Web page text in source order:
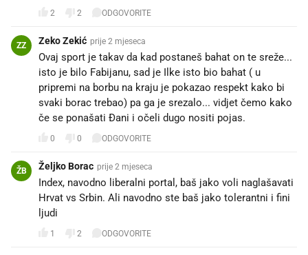
2 2 ODGOVORITE
ZZ Zeko Zekić prije 2 mjeseca
Ovaj sport je takav da kad postaneš bahat on te sreže...
isto je bilo Fabijanu, sad je Ilke isto bio bahat ( u
pripremi na borbu na kraju je pokazao respekt kako bi
svaki borac trebao) pa ga je srezalo... vidjet čemo kako
če se ponašati Đani i očeli dugo nositi pojas.
0 0 ODGOVORITE
ŽB Željko Borac prije 2 mjeseca
Index, navodno liberalni portal, baš jako voli naglašavati
Hrvat vs Srbin. Ali navodno ste baš jako tolerantni i fini
ljudi
1 2 ODGOVORITE